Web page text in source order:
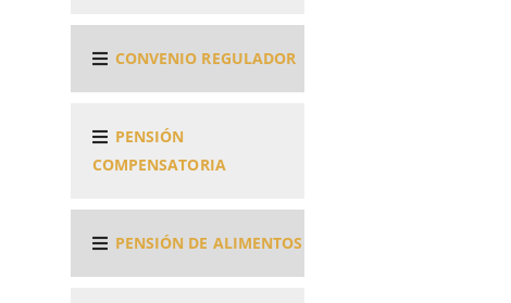
CONVENIO REGULADOR
PENSIÓN
COMPENSATORIA
PENSIÓN DE ALIMENTOS